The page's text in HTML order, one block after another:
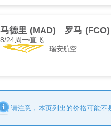
马德里 (MAD) 罗马 (FCO)
8/24周一直飞
瑞安航空
请注意，本页列出的价格可能不